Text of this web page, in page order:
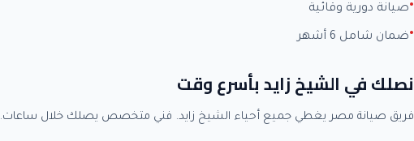
صيانة دورية وقائية
ضمان شامل 6 أشهر
نصلك في الشيخ زايد بأسرع وقت
فريق صيانة مصر يغطي جميع أحياء الشيخ زايد. فني متخصص يصلك خلال ساعات.